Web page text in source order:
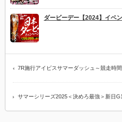
ダービーデー【2024】イベ
7R施行アイビスサマーダッシュ～競走時
サマーシリーズ2025＜決めろ最強＞新日